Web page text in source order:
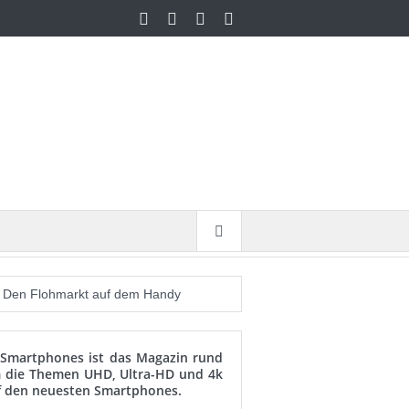
Den Flohmarkt auf dem Handy
Tipps zum richtigen Tarif
Apple Watch Edition – Gold
ist das Magazin rund
die Themen UHD, Ultra-HD und 4k
den neuesten Smartphones.